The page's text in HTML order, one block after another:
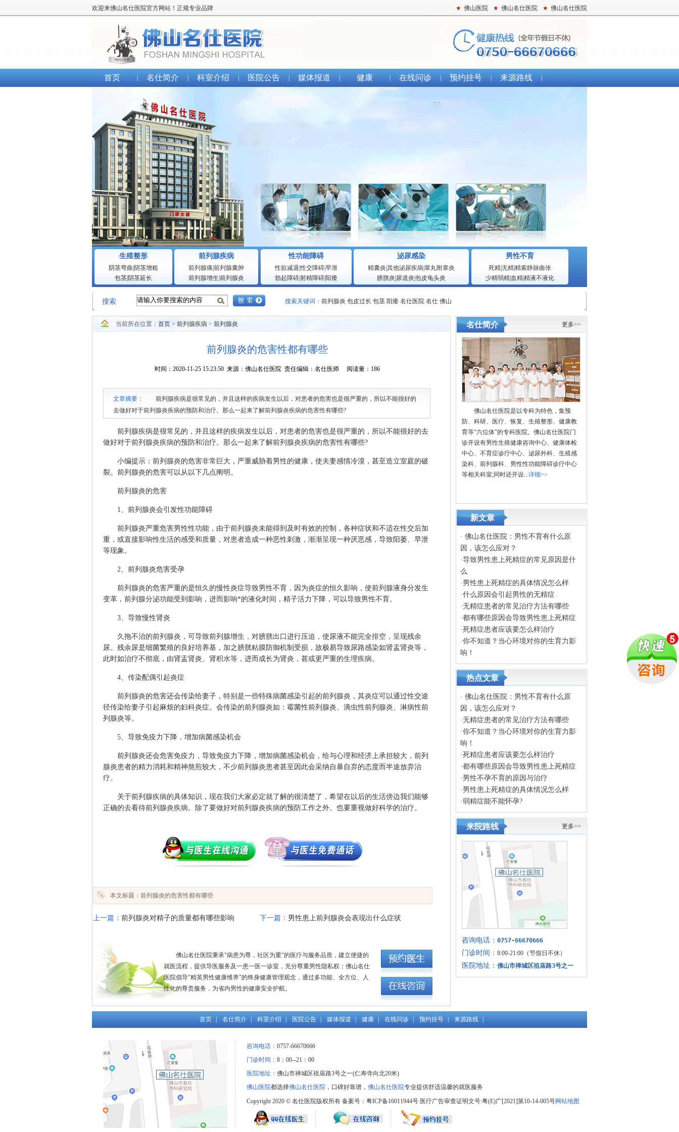
欢迎来佛山名仕医院官方网站！正规专业品牌 ★ 佛山医院 ★ 佛山名仕医院 ★ 佛山名仕医院
首页 名仕简介 科室介绍 医院公告 媒体报道 健康 在线问诊 预约挂号 来源路线
生殖整形
阴茎弯曲 阴茎增粗
包茎| 阴茎延长
前列腺疾病
前列腺痛 前列腺囊肿
前列腺增生 前列腺炎
性功能障碍
性欲减退 性交障碍|早泄
勃起障碍|射精障碍| 阳痿
泌尿感染
精囊炎 其他泌尿疾病睾丸附睾炎
膀胱炎 尿道炎 包皮龟头炎
男性不育
死精|无精|精索静脉曲张
少精弱精| 血精|精液不液化
搜索 搜索关键词： 前列腺炎 包皮过长 包茎 阳痿 名仕医院 名仕 佛山
当前所在位置： 首页 > 前列腺疾病 > 前列腺炎
前列腺炎的危害性都有哪些
时间：2020-11-25 15:23:50 来源：佛山名仕医院 责任编辑：名仕医师 阅读量：186
文章摘要：
前列腺疾病是很常见的，并且这样的疾病发生以后，对患者的危害也是很严重的，所以不能很好的
去做好对于前列腺炎疾病的预防和治疗。那么一起来了解前列腺炎疾病的危害性有哪些?
前列腺疾病是很常见的，并且这样的疾病发生以后，对患者的危害也是很严重的，所以不能很好的去
做好对于前列腺炎疾病的预防和治疗。那么一起来了解前列腺炎疾病的危害性有哪些?
小编提示：前列腺炎的危害非常巨大，严重威胁着男性的健康，使夫妻感情冷漠，甚至造立室庭的破
裂。前列腺炎的危害可以从以下几点阐明。
前列腺炎的危害
1、前列腺炎会引发性功能障碍
前列腺炎严重危害男性性功能，由于前列腺炎未能得到及时有效的控制，各种症状和不适在性交后加
重，或直接影响性生活的感受和质量，对患者造成一种恶性刺激，渐渐呈现一种厌恶感，导致阳萎、早泄
等现象。
2、前列腺炎危害受孕
前列腺炎的危害严重的是恒久的慢性炎症导致男性不育，因为炎症的恒久影响，使前列腺液身分发生
变革，前列腺分泌功能受到影响，进而影响*的液化时间，精子活力下降，可以导致男性不育。
3、导致慢性肾炎
久拖不治的前列腺炎，可导致前列腺增生，对膀胱出口进行压迫，使尿液不能完全排空，呈现残余
尿。残余尿是细菌繁殖的良好培养基，加之膀胱粘膜防御机制受损，故极易导致尿路感染如肾盂肾炎等，
此时如治疗不彻底，由肾盂肾炎、肾积水等，进而成长为肾炎，甚或更严重的生理疾病。
4、传染配偶引起炎症
前列腺炎的危害还会传染给妻子，特别是一些特殊病菌感染引起的前列腺炎，其炎症可以通过性交途
径传染给妻子引起麻烦的妇科炎症。会传染的前列腺炎如：霉菌性前列腺炎、滴虫性前列腺炎、淋病性前
列腺炎等。
5、导致免疫力下降，增加病菌感染机会
前列腺炎还会危害免疫力，导致免疫力下降，增加病菌感染机会，给与心理和经济上承担较大，前列
腺炎患者的精力消耗和精神熬煎较大，不少前列腺炎患者甚至因此会采纳自暴自弃的态度而半途放弃治
疗。
关于前列腺疾病的具体知识，现在我们大家必定就了解的很清楚了，希望在以后的生活傍边我们能够
正确的去看待前列腺炎疾病。除了要做好对前列腺炎疾病的预防工作之外。也要重视做好科学的治疗。
本文标题：前列腺炎的危害性都有哪些
上一篇： 前列腺炎对精子的质量都有哪些影响 下一篇： 男性患上前列腺炎会表现出什么症状
佛山名仕医院秉承"病患为尊，社区为重"的医疗与服务品质，建立便捷的
就医流程，提供导医服务及一患一医一诊室，充分尊重男性隐私权；佛山名仕
医院倡导"精英男性健康维养"的终身健康管理观念，通过多功能、全方位、人
性化的尊贵服务，为省内男性的健康安全护航。
名仕简介 更多>>
佛山名仕医院是以专科为特色，集预
防、科研、医疗、恢复、生殖整形、健康教
育等“六位体”的专科医院。佛山名仕医院门
诊开设有男性生殖健康咨询中心、健康体检
中心、不育症诊疗中心、泌尿外科、生殖感
染科、前列腺科、男性性功能障碍诊疗中心
等相关科室;同时还开设...详细>>
新文章
· 佛山名仕医院：男性不育有什么原
因，该怎么应对？
·导致男性患上死精症的常见原因是什
么
· 男性患上死精症的具体情况怎么样
·什么原因会引起男性的无精症
·无精症患者的常见治疗方法有哪些
·都有哪些原因会导致男性患上死精症
·死精症患者应该要怎么样治疗
·你不知道？当心环境对你的生育力影
响！
热点文章
· 佛山名仕医院：男性不育有什么原
因，该怎么应对？
·无精症患者的常见治疗方法有哪些
·你不知道？当心环境对你的生育力影
响！
·死精症患者应该要怎么样治疗
·都有哪些原因会导致男性患上死精症
· 男性不孕不育的原因与治疗
· 男性患上死精症的具体情况怎么样
·弱精症能不能怀孕?
来院路线 更多>>
咨询电话： 0757-66670666
门诊时间： 8:00-21:00（节假日不休）
医院地址： 佛山市禅城区祖庙路3号之一
(仁寿寺向北20米)
首页 名仕简介 科室介绍 医院公告 媒体报道 健康 在线问诊 预约挂号 来源路线
咨询电话： 0757-66670666
门诊时间： 8：00--21：00
医院地址： 佛山市禅城区祖庙路3号之一(仁寿寺向北20米)
佛山医院都选择佛山名仕医院 ，口碑好靠谱， 佛山名仕医院专业提供舒适温馨的就医服务
Copyright 2020 © 名仕医院版权所有 备案号：粤ICP备16011944号 医疗广告审查证明文号:粤(E)广[2021]第10-14-005号网站地图